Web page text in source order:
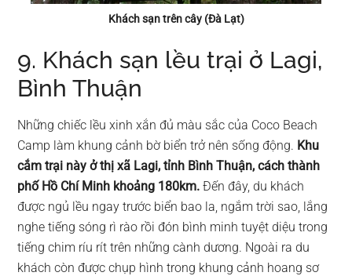
Khách sạn trên cây (Đà Lạt)
9. Khách sạn lều trại ở Lagi,
Bình Thuận
Những chiếc lều xinh xắn đủ màu sắc của Coco Beach
Camp làm khung cảnh bờ biển trở nên sống động. Khu
cắm trại này ở thị xã Lagi, tỉnh Bình Thuận, cách thành
phố Hồ Chí Minh khoảng 180km. Đến đây, du khách
được ngủ lều ngay trước biển bao la, ngắm trời sao, lắng
nghe tiếng sóng rì rào rồi đón bình minh tuyệt diệu trong
tiếng chim ríu rít trên những cành dương. Ngoài ra du
khách còn được chụp hình trong khung cảnh hoang sơ